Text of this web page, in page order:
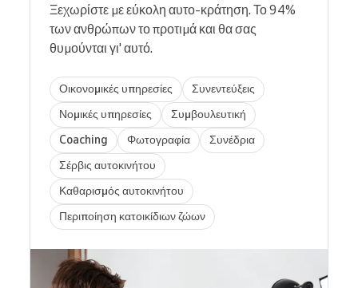
Ξεχωρίστε με εύκολη αυτο-κράτηση. Το 94%
των ανθρώπων το προτιμά και θα σας
θυμούνται γι' αυτό.
Οικονομικές υπηρεσίες
Συνεντεύξεις
Νομικές υπηρεσίες
Συμβουλευτική
Coaching
Φωτογραφία
Συνέδρια
Σέρβις αυτοκινήτου
Καθαρισμός αυτοκινήτου
Περιποίηση κατοικίδιων ζώων